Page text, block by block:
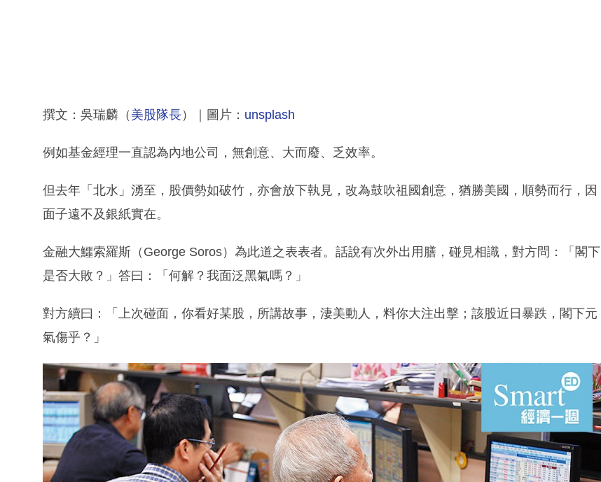
撰文：吳瑞麟（ 美股隊長）｜圖片： unsplash
例如基金經理一直認為內地公司，無創意、大而廢、乏效率。
但去年「北水」湧至，股價勢如破竹，亦會放下執見，改為鼓吹祖國創意，猶勝美國，順勢而行，因
面子遠不及銀紙實在。
金融大鱷索羅斯（George Soros）為此道之表表者。話說有次外出用膳，碰見相識，對方問：「閣下
是否大敗？」答曰：「何解？我面泛黑氣嗎？」
對方續曰：「上次碰面，你看好某股，所講故事，淒美動人，料你大注出擊；該股近日暴跌，閣下元
氣傷乎？」